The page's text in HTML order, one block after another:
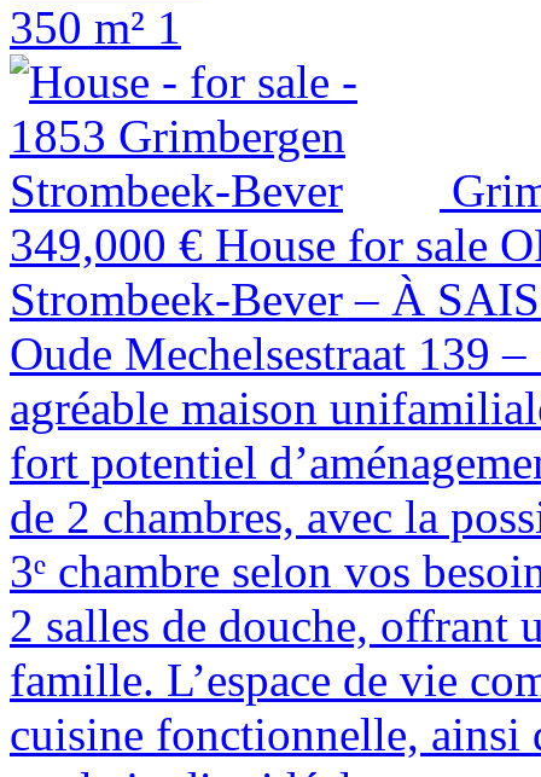
350 m² 1
349,000 € House for sale
Strombeek-Bever – À
Oude Mechelsestraat 139
agréable maison
fort potentiel
de 2 chambres, avec la
3ᵉ chambre selon vos
2 salles de douche, offrant
famille. L’espace de vie
cuisine fonctionnelle, ainsi